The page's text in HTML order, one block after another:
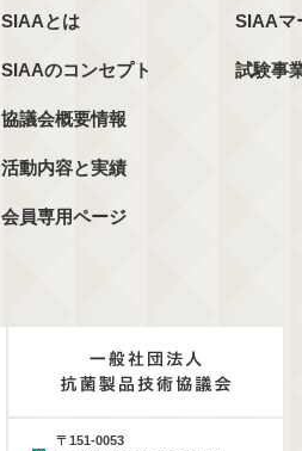
SIAAとは
SIAAのコンセプト
協議会概要情報
活動内容と実績
会員専用ページ
SIAAマ
試験事
〒151-0053